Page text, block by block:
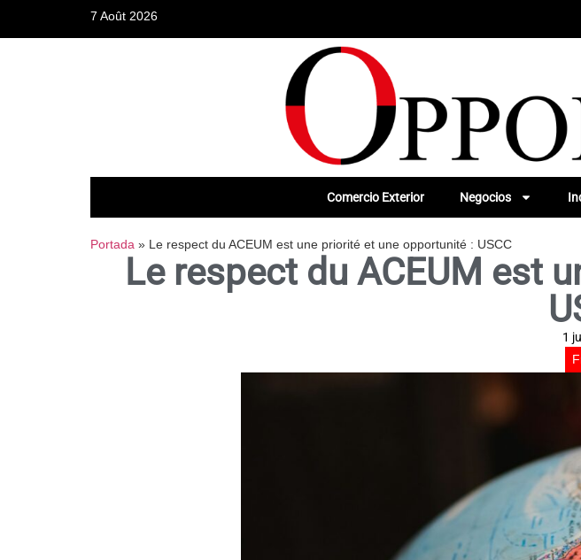
7 Août 2026
Comercio Exterior Negocios
Portada » Le respect du ACEUM est une priorité et une opportunité : USCC
Le respect du ACEUM est
1